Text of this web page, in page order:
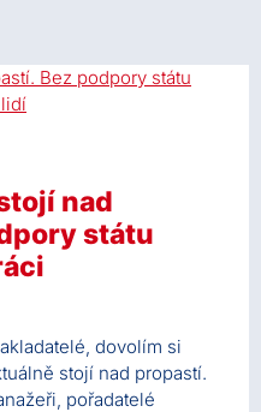
nad
státu
dovolím si
stojí nad propastí.
pořadatelé